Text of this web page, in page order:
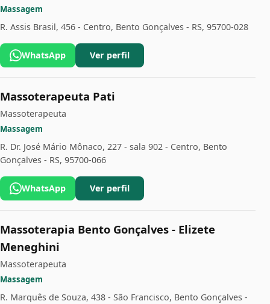
Massagem
R. Assis Brasil, 456 - Centro, Bento Gonçalves - RS, 95700-028
WhatsApp Ver perfil
Massoterapeuta Pati
Massoterapeuta
Massagem
R. Dr. José Mário Mônaco, 227 - sala 902 - Centro, Bento
Gonçalves - RS, 95700-066
WhatsApp Ver perfil
Massoterapia Bento Gonçalves - Elizete
Meneghini
Massoterapeuta
Massagem
R. Marquês de Souza, 438 - São Francisco, Bento Gonçalves -